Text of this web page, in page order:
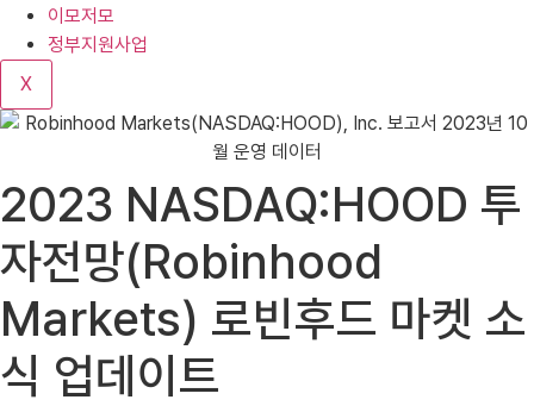
기
이모저모
정부지원사업
X
2023 NASDAQ:HOOD 투
자전망(Robinhood
Markets) 로빈후드 마켓 소
식 업데이트